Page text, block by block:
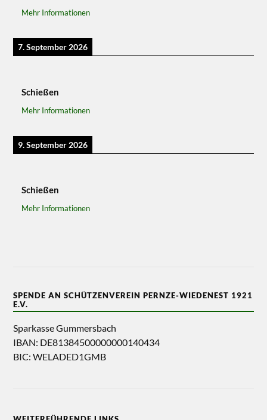
Mehr Informationen
7. September 2026
Schießen
Mehr Informationen
9. September 2026
Schießen
Mehr Informationen
SPENDE AN SCHÜTZENVEREIN PERNZE-WIEDENEST 1921
E.V.
Sparkasse Gummersbach
IBAN: DE81384500000000140434
BIC: WELADED1GMB